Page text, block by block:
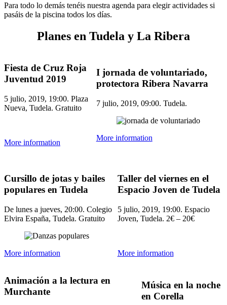
Para todo lo demás tenéis nuestra agenda para elegir actividades si
pasáis de la piscina todos los días.
Planes en Tudela y La Ribera
Fiesta de Cruz Roja
Juventud 2019
5 julio, 2019, 19:00. Plaza
Nueva, Tudela. Gratuito
More information
I jornada de voluntariado,
protectora Ribera Navarra
7 julio, 2019, 09:00. Tudela.
More information
Cursillo de jotas y bailes
populares en Tudela
De lunes a jueves, 20:00. Colegio
Elvira España, Tudela. Gratuito
More information
Taller del viernes en el
Espacio Joven de Tudela
5 julio, 2019, 19:00. Espacio
Joven, Tudela. 2€ – 20€
More information
Animación a la lectura en
Murchante
Música en la noche
en Corella